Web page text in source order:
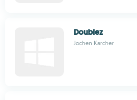
Doublez
Jochen Karcher